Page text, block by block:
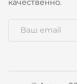
качественно.